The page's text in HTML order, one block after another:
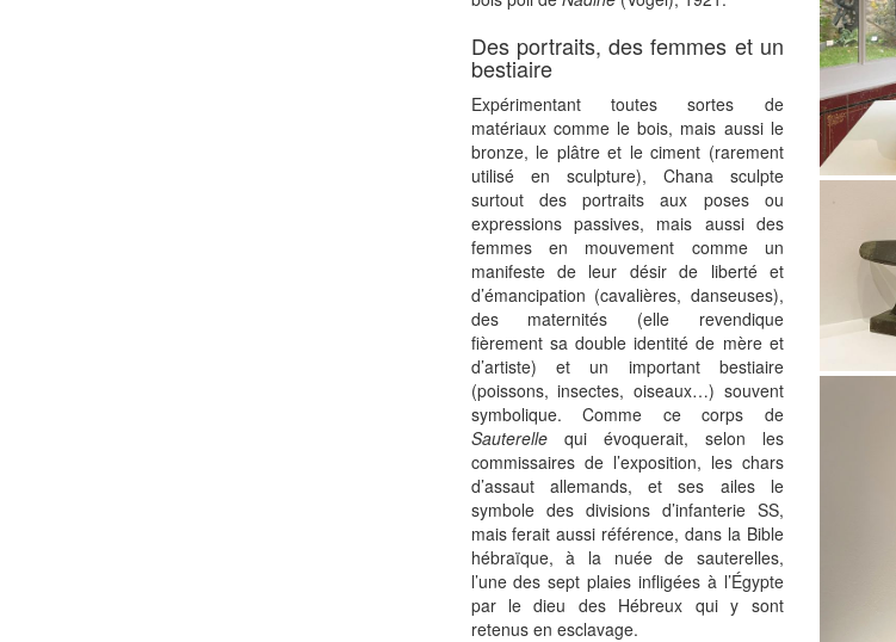
Des portraits, des femmes et un
bestiaire
Expérimentant toutes sortes de
matériaux comme le bois, mais aussi le
bronze, le plâtre et le ciment (rarement
utilisé en sculpture), Chana sculpte
surtout des portraits aux poses ou
expressions passives, mais aussi des
femmes en mouvement comme un
manifeste de leur désir de liberté et
d’émancipation (cavalières, danseuses),
des maternités (elle revendique
fièrement sa double identité de mère et
d’artiste) et un important bestiaire
(poissons, insectes, oiseaux…) souvent
symbolique. Comme ce corps de
Sauterellequi évoquerait, selon les
commissaires de l’exposition, les chars
d’assaut allemands, et ses ailes le
symbole des divisions d’infanterie SS,
mais ferait aussi référence, dans la Bible
hébraïque, à la nuée de sauterelles,
l’une des sept plaies infligées à l’Égypte
par le dieu des Hébreux qui y sont
retenus en esclavage.